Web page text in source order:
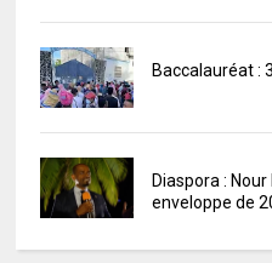
Baccalauréat :
Diaspora :
enveloppe de